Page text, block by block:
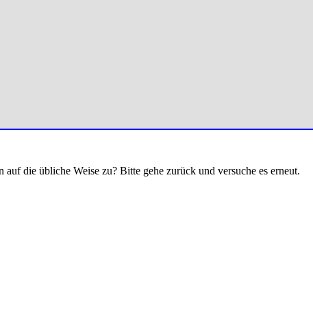
die übliche Weise zu? Bitte gehe zurück und versuche es erneut.